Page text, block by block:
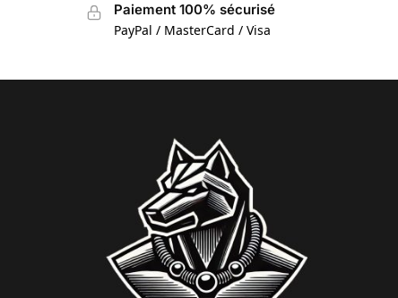
Paiement 100% sécurisé
PayPal / MasterCard / Visa